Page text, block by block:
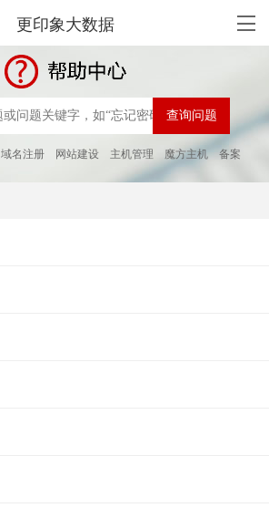
更印象大数据
域名注册 网站建设 主机管理 魔方主机 备案